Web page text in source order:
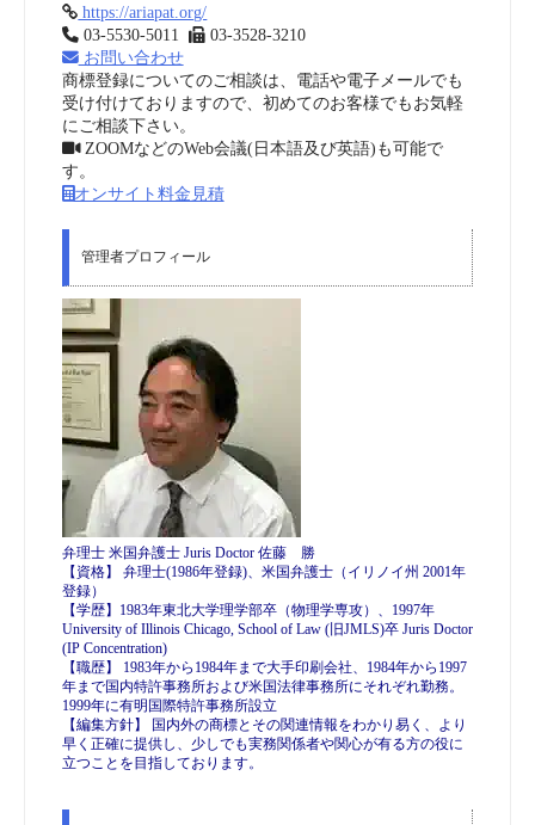
https://ariapat.org/
03-5530-5011
03-3528-3210
お問い合わせ
商標登録についてのご相談は、電話や電子メールでも
受け付けておりますので、初めてのお客様でもお気軽
にご相談下さい。
ZOOMなどのWeb会議(日本語及び英語)も可能で
す。
オンサイト料金見積
管理者プロフィール
弁理士 米国弁護士 Juris Doctor 佐藤 勝
【資格】 弁理士(1986年登録)、米国弁護士（イリノイ州 2001年
登録）
【学歴】1983年東北大学理学部卒（物理学専攻）、1997年
University of Illinois Chicago, School of Law (旧JMLS)卒 Juris Doctor
(IP Concentration)
【職歴】 1983年から1984年まで大手印刷会社、1984年から1997
年まで国内特許事務所および米国法律事務所にそれぞれ勤務。
1999年に有明国際特許事務所設立
【編集方針】 国内外の商標とその関連情報をわかり易く、より
早く正確に提供し、少しでも実務関係者や関心が有る方の役に
立つことを目指しております。